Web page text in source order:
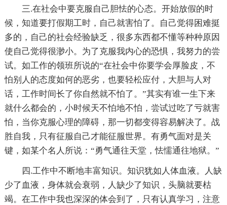
三.在社会中要克服自己胆怯的心态。开始放假的时
候，知道要打假期工时，自己就害怕了。自己觉得困难挺
多的，自己的社会经验缺乏，很多东西都不懂等种种原因
使自己觉得很渺小。为了克服我内心的恐惧，我努力的尝
试。如工作的领班所说的“在社会中你要学会厚脸皮，不
怕别人的态度如何的恶劣，也要轻松应付，大胆与人对
话，工作时间长了你自然就不怕了。”其实有谁一生下来
就什么都会的，小时候天不怕地不怕，尝试过吃了亏就害
怕，当你克服心理的障碍，那一切都变得容易解决了。战
胜自我，只有征服自己才能征服世界。有勇气面对是关
键，如某个名人所说：“勇气通往天堂，怯懦通往地狱。”
四.工作中不断地丰富知识。知识犹如人体血液。人缺
少了血液，身体就会衰弱，人缺少了知识，头脑就要枯
竭。在工作中我也深深的体会到了，只有认真学习，注意